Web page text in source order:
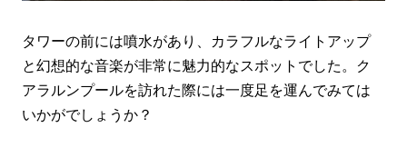
タワーの前には噴水があり、カラフルなライトアップ
と幻想的な音楽が非常に魅力的なスポットでした。ク
アラルンプールを訪れた際には一度足を運んでみては
いかがでしょうか？